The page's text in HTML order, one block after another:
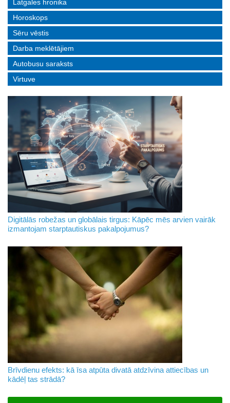
Latgales hronika
Horoskops
Sēru vēstis
Darba meklētājiem
Autobusu saraksts
Virtuve
Digitālās robežas un globālais tirgus: Kāpēc mēs arvien vairāk
izmantojam starptautiskus pakalpojumus?
Brīvdienu efekts: kā īsa atpūta divatā atdzīvina attiecības un
kādēļ tas strādā?